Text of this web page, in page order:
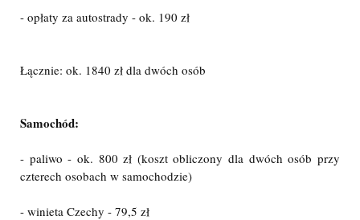
- opłaty za autostrady - ok. 190 zł
Łącznie: ok. 1840 zł dla dwóch osób
Samochód:
- paliwo - ok. 800 zł (koszt obliczony dla dwóch osób przy
czterech osobach w samochodzie)
- winieta Czechy - 79,5 zł